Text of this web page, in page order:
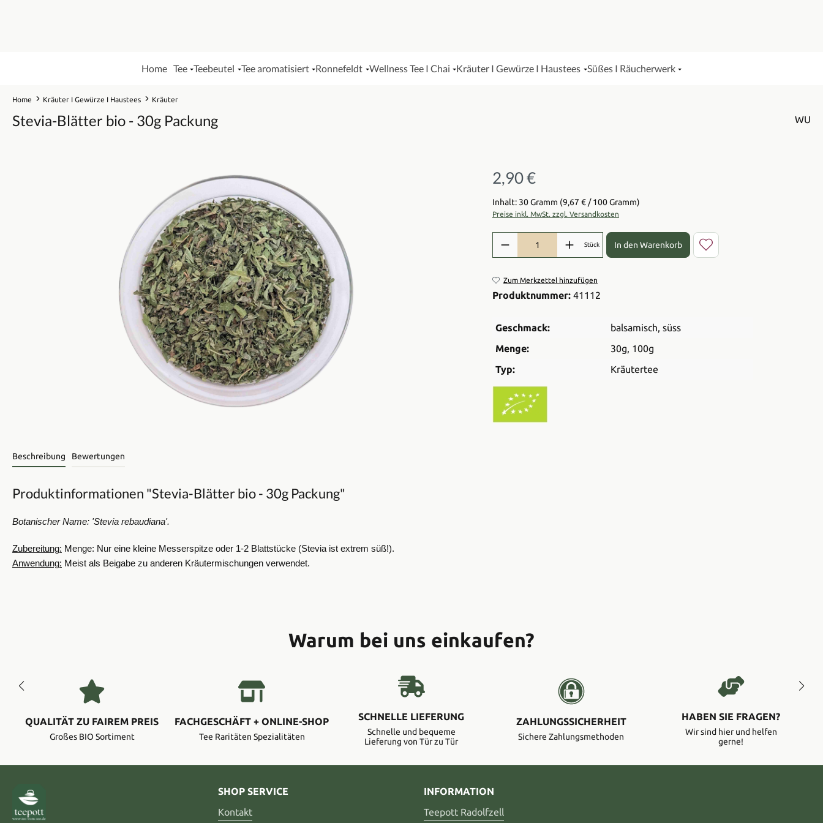
Home Tee Teebeutel Tee aromatisiert Ronnefeldt Wellness Tee I Chai Kräuter I Gewürze I Haustees Süßes I Räucherwerk
Home Kräuter I Gewürze I Haustees Kräuter
Stevia-Blätter bio - 30g Packung WU
Regulärer Preis:
2,90 €
Inhalt: 30 Gramm (9,67 € / 100 Gramm)
Preise inkl. MwSt. zzgl. Versandkosten
Produkt Anzahl: Gib den gewünschten Wert ein oder benutze die
Stück In den Warenkorb
Zum Merkzettel hinzufügen
Produktnummer: 41112
Geschmack: balsamisch, süss
Menge:
30g, 100g
Typ:
Kräutertee
Beschreibung Bewertungen
Produktinformationen "Stevia-Blätter bio - 30g Packung"
Botanischer Name: 'Stevia rebaudiana'.
Zubereitung: Menge: Nur eine kleine Messerspitze oder 1-2 Blattstücke (Stevia ist extrem süß!).
Anwendung: Meist als Beigabe zu anderen Kräutermischungen verwendet.
Warum bei uns einkaufen?
QUALITÄT ZU FAIREM PREIS
Großes BIO Sortiment
FACHGESCHÄFT + ONLINE-SHOP
Tee Raritäten Spezialitäten
SCHNELLE LIEFERUNG
Schnelle und bequeme
Lieferung von Tür zu Tür
ZAHLUNGSSICHERHEIT
Sichere Zahlungsmethoden
HABEN SIE FRAGEN?
Wir sind hier und helfen
gerne!
SHOP SERVICE
Kontakt
INFORMATION
Teepott Radolfzell